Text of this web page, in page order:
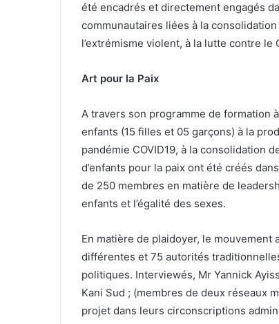
été encadrés et directement engagés
communautaires liées à la
l’extrémisme violent, à la lutte contre
Art pour la Paix
A travers son programme de formation
enfants (15 filles et 05 garçons) à la
pandémie COVID19, à la consolidation
d’enfants pour la paix ont été créés
de 250 membres en matière de
enfants et l’égalité des sexes.
En matière de plaidoyer, le mouvement
différentes et 75 autorités
politiques. Interviewés, Mr Yannick
Kani Sud ; (membres de deux réseaux
projet dans leurs circonscriptions